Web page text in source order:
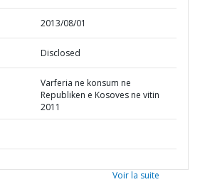
2013/08/01
Disclosed
Varferia ne konsum ne
Republiken e Kosoves ne vitin
2011
Voir la suite